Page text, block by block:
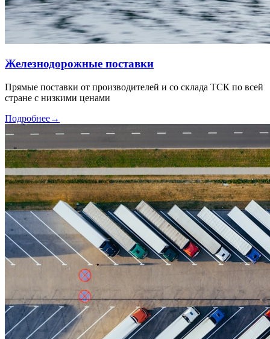
Железнодорожные поставки
Прямые поставки от производителей и со склада ТСК по всей
стране с низкими ценами
Подробнее→